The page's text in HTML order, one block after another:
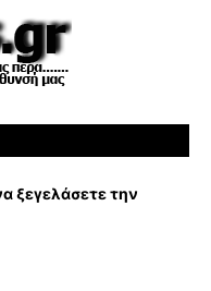
ξεγελάσετε την